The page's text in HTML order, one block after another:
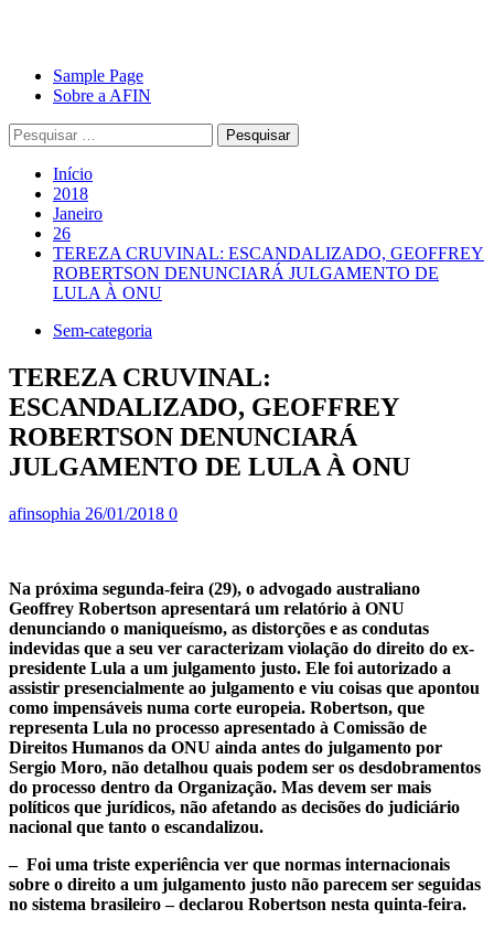
Avançar
para
conteúdo
Primary
Menu
Sample Page
Sobre a AFIN
Pesquisar
por:
Início
2018
Janeiro
26
TEREZA CRUVINAL: ESCANDALIZADO, GEOFFREY
ROBERTSON DENUNCIARÁ JULGAMENTO DE
LULA À ONU
Sem-categoria
TEREZA CRUVINAL:
ESCANDALIZADO, GEOFFREY
ROBERTSON DENUNCIARÁ
JULGAMENTO DE LULA À ONU
afinsophia 26/01/2018 0
Na próxima segunda-feira (29), o advogado australiano
Geoffrey Robertson apresentará um relatório à ONU
denunciando o maniqueísmo, as distorções e as condutas
indevidas que a seu ver caracterizam violação do direito do ex-
presidente Lula a um julgamento justo. Ele foi autorizado a
assistir presencialmente ao julgamento e viu coisas que apontou
como impensáveis numa corte europeia. Robertson, que
representa Lula no processo apresentado à Comissão de
Direitos Humanos da ONU ainda antes do julgamento por
Sergio Moro, não detalhou quais podem ser os desdobramentos
do processo dentro da Organização. Mas devem ser mais
políticos que jurídicos, não afetando as decisões do judiciário
nacional que tanto o escandalizou.
– Foi uma triste experiência ver que normas internacionais
sobre o direito a um julgamento justo não parecem ser seguidas
no sistema brasileiro – declarou Robertson nesta quinta-feira.